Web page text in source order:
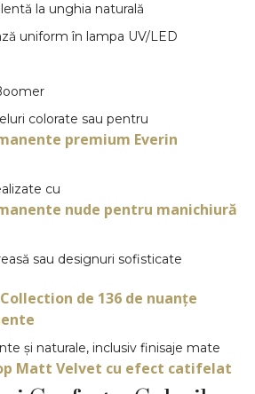
la unghia naturală
uniform în lampa UV/LED
colorate sau pentru
premium Everin
cu
nude pentru manichiură
sau designuri sofisticate
de 136 de nuanțe
și naturale, inclusiv finisaje mate
Matt Velvet cu efect catifelat